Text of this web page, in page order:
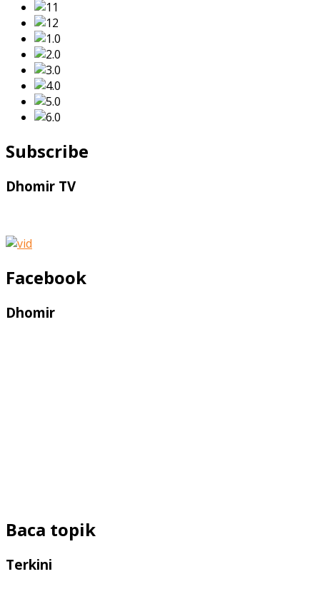
Subscribe
Dhomir TV
Facebook
Dhomir
Baca topik
Terkini